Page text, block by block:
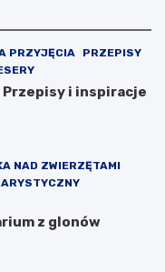
PRZYJĘCIA
PRZEPISY
i inspiracje
NAD ZWIERZĘTAMI
z glonów